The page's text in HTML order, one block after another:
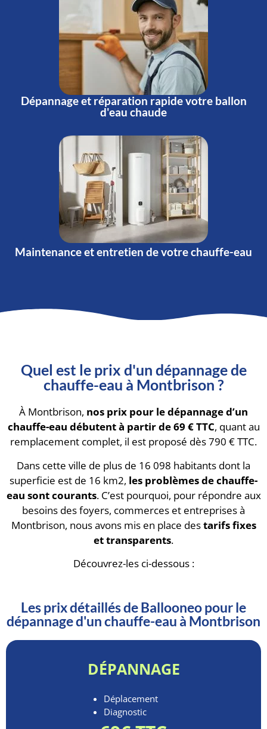
Dépannage et réparation rapide votre ballon
d'eau chaude
Maintenance et entretien de votre chauffe-eau
Quel est le prix d'un dépannage de
chauffe-eau à Montbrison ?
À Montbrison, nos prix pour le dépannage d’un
chauffe-eau débutent à partir de 69 € TTC, quant au
remplacement complet, il est proposé dès 790 € TTC.
Dans cette ville de plus de 16 098 habitants dont la
superficie est de 16 km2, les problèmes de chauffe-
eau sont courants. C’est pourquoi, pour répondre aux
besoins des foyers, commerces et entreprises à
Montbrison, nous avons mis en place destarifs fixes
et transparents.
Découvrez-les ci-dessous :
Les prix détaillés de Ballooneo pour le
dépannage d'un chauffe-eau à Montbrison
DÉPANNAGE
Déplacement
Diagnostic